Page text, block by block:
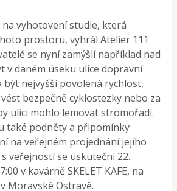
vyhotovení studie, která
prostoru, vyhrál Atelier 111
se nyní zamýšlí například nad
v daném úseku ulice dopravní
být nejvyšší povolená rychlost,
bezpečně cyklostezky nebo za
ulici mohlo lemovat stromořadí.
také podněty a připomínky
na veřejném projednání jejího
veřejností se uskuteční 22.
v kavárně SKELET KAFE, na
Moravské Ostravě.